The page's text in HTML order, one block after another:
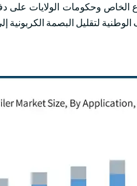
الخاص وحكومات الولايات على
لتقليل البصمة الكربونية